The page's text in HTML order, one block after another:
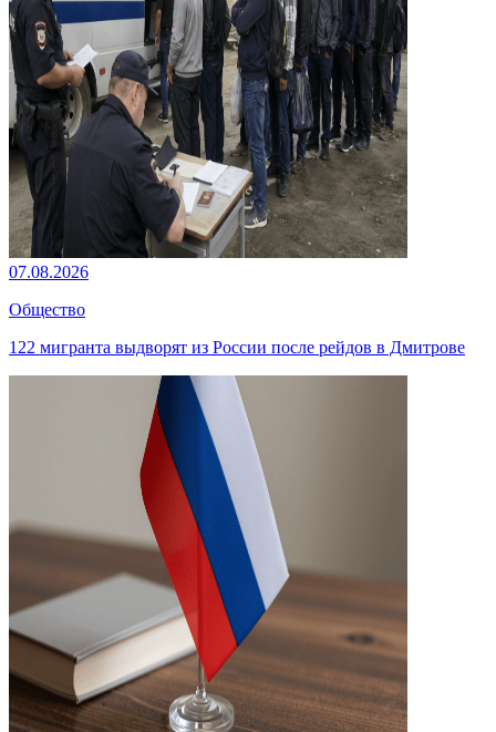
07.08.2026
Общество
122 мигранта выдворят из России после рейдов в Дмитрове